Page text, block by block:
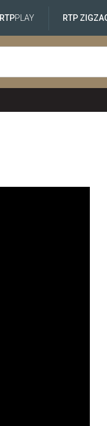
RTPPLAY RTP